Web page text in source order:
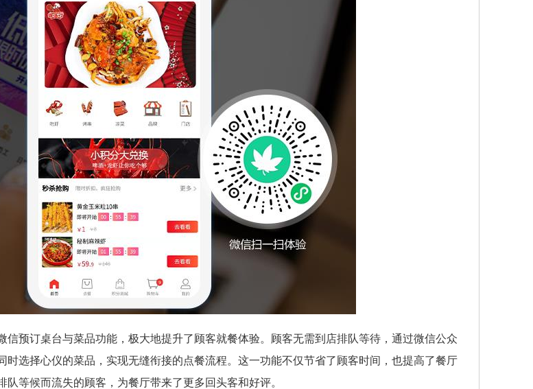
信预订桌台与菜品功能，极大地提升了顾客就餐体验。顾客无需到店排队等待，通过微信公众
时选择心仪的菜品，实现无缝衔接的点餐流程。这一功能不仅节省了顾客时间，也提高了餐厅
队等候而流失的顾客，为餐厅带来了更多回头客和好评。